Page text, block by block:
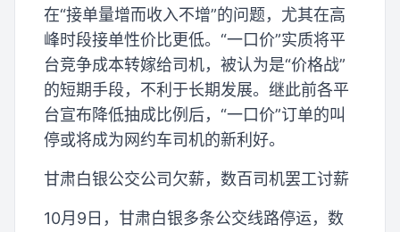
在“接单量增而收入不增”的问题，尤其在高
峰时段接单性价比更低。“一口价”实质将平
台竞争成本转嫁给司机，被认为是“价格战”
的短期手段，不利于长期发展。继此前各平
台宣布降低抽成比例后，“一口价”订单的叫
停或将成为网约车司机的新利好。
甘肃白银公交公司欠薪，数百司机罢工讨薪
10月9日，甘肃白银多条公交线路停运，数